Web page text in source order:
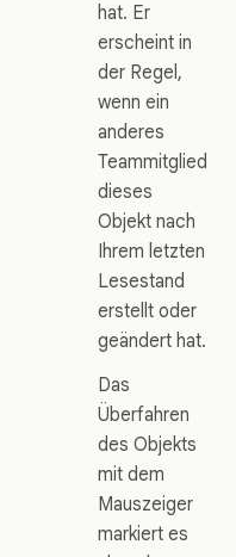
hat. Er
erscheint in
der Regel,
wenn ein
anderes
Teammitglied
dieses
Objekt nach
Ihrem letzten
Lesestand
erstellt oder
geändert hat.
Das
Überfahren
des Objekts
mit dem
Mauszeiger
markiert es